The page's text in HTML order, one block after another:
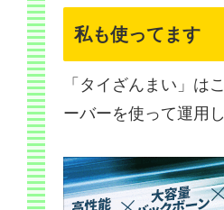
私も使ってます
「タイざんまい」は
ーバーを使って運用